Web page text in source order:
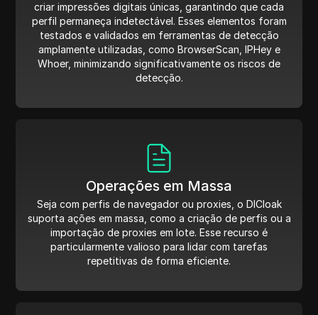
criar impressões digitais únicas, garantindo que cada
perfil permaneça indetectável. Esses elementos foram
testados e validados em ferramentas de detecção
amplamente utilizadas, como BrowserScan, IPHey e
Whoer, minimizando significativamente os riscos de
detecção.
Operações em Massa
Seja com perfis de navegador ou proxies, o DICloak
suporta ações em massa, como a criação de perfis ou a
importação de proxies em lote. Esse recurso é
particularmente valioso para lidar com tarefas
repetitivas de forma eficiente.